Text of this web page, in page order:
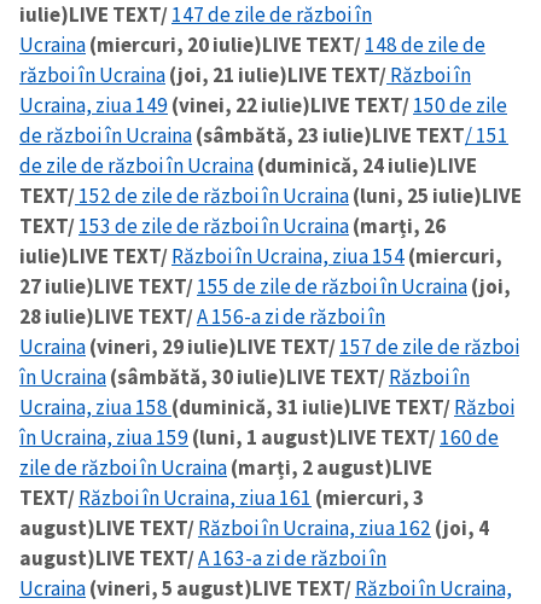
iulie)LIVE TEXT/147 de zile de război în
Ucraina(miercuri, 20 iulie)LIVE TEXT/148 de zile de
război în Ucraina(joi, 21 iulie)LIVE TEXT/Război în
Ucraina, ziua 149(vinei, 22 iulie)LIVE TEXT/150 de zile
de război în Ucraina(sâmbătă, 23 iulie)LIVE TEXT/ 151
de zile de război în Ucraina(duminică, 24 iulie)LIVE
TEXT/152 de zile de război în Ucraina(luni, 25 iulie)LIVE
TEXT/153 de zile de război în Ucraina(marți, 26
iulie)LIVE TEXT/Război în Ucraina, ziua 154(miercuri,
27 iulie)LIVE TEXT/155 de zile de război în Ucraina(joi,
28 iulie)LIVE TEXT/A 156-a zi de război în
Ucraina(vineri, 29 iulie)LIVE TEXT/157 de zile de război
în Ucraina(sâmbătă, 30 iulie)LIVE TEXT/Război în
Ucraina, ziua 158 (duminică, 31 iulie)LIVE TEXT/Război
în Ucraina, ziua 159(luni, 1 august)LIVE TEXT/160 de
zile de război în Ucraina(marți, 2 august)LIVE
TEXT/Război în Ucraina, ziua 161 (miercuri, 3
august)LIVE TEXT/Război în Ucraina, ziua 162 (joi, 4
august)LIVE TEXT/A 163-a zi de război în
Ucraina(vineri, 5 august)LIVE TEXT/Război în Ucraina,